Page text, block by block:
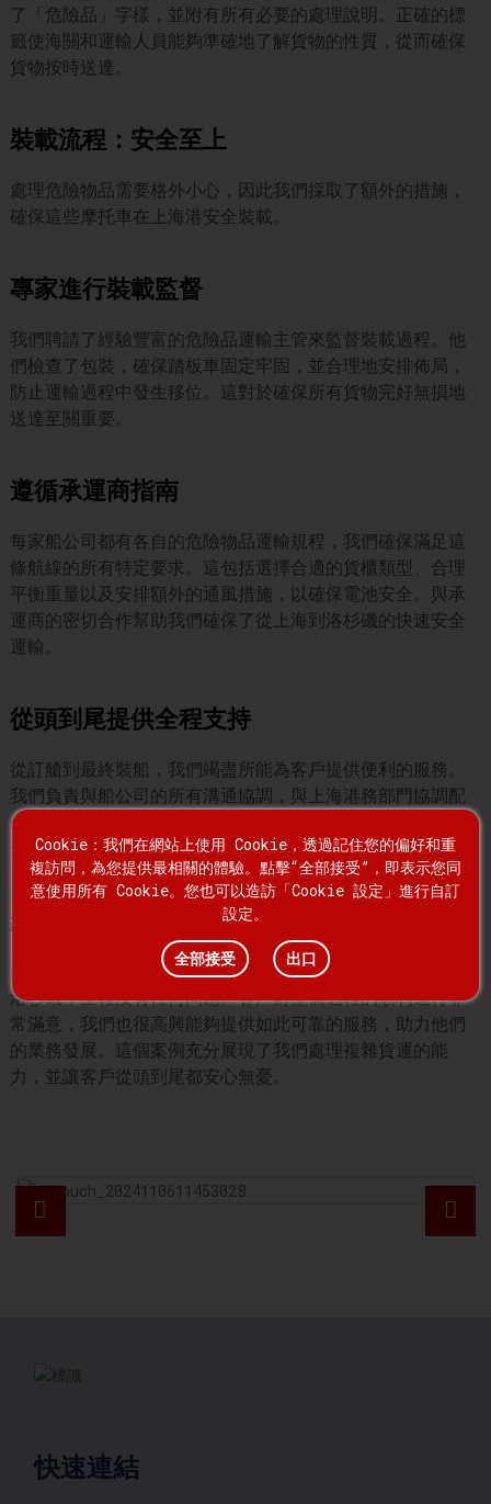
了「危險品」字樣，並附有所有必要的處理說明。正確的標
籤使海關和運輸人員能夠準確地了解貨物的性質，從而確保
貨物按時送達。
裝載流程：安全至上
處理危險物品需要格外小心，因此我們採取了額外的措施，
確保這些摩托車在上海港安全裝載。
專家進行裝載監督
我們聘請了經驗豐富的危險品運輸主管來監督裝載過程。他
們檢查了包裝，確保踏板車固定牢固，並合理地安排佈局，
防止運輸過程中發生移位。這對於確保所有貨物完好無損地
送達至關重要。
遵循承運商指南
每家船公司都有各自的危險物品運輸規程，我們確保滿足這
條航線的所有特定要求。這包括選擇合適的貨櫃類型、合理
平衡重量以及安排額外的通風措施，以確保電池安全。與承
運商的密切合作幫助我們確保了從上海到洛杉磯的快速安全
運輸。
從頭到尾提供全程支持
從訂艙到最終裝船，我們竭盡所能為客戶提供便利的服務。
我們負責與船公司的所有溝通協調，與上海港務部門協調配
合，並定期向客戶更新貨物運輸狀態，確保客戶全程無需擔
憂。
結果
由於周密的計劃和對細節的關注，這批貨物安全準時地抵達
洛杉磯，全程沒有任何問題。客戶對整個過程的順利進行非
常滿意，我們也很高興能夠提供如此可靠的服務，助力他們
的業務發展。這個案例充分展現了我們處理複雜貨運的能
力，並讓客戶從頭到尾都安心無憂。
快速連結
Cookie：我們在網站上使用 Cookie，透過記住您的偏好和重
複訪問，為您提供最相關的體驗。點擊“全部接受”，即表示您同
意使用所有 Cookie。您也可以造訪「Cookie 設定」進行自訂
設定。
全部接受 出口